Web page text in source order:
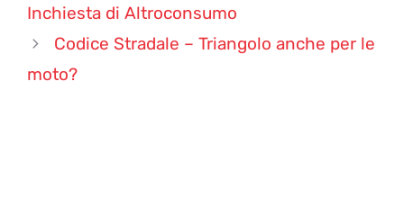
Inchiesta di Altroconsumo
Codice Stradale – Triangolo anche per le
moto?